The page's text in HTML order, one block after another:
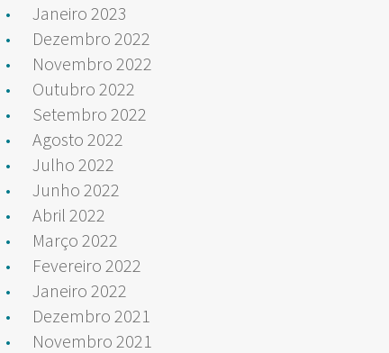
Janeiro 2023
Dezembro 2022
Novembro 2022
Outubro 2022
Setembro 2022
Agosto 2022
Julho 2022
Junho 2022
Abril 2022
Março 2022
Fevereiro 2022
Janeiro 2022
Dezembro 2021
Novembro 2021